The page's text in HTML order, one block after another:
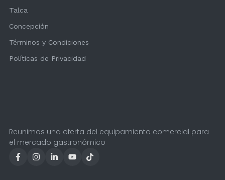
Reunimos una oferta del equipamiento comercial para
el mercado gastronómico
Talca
Concepción
Términos y Condiciones
Políticas de Privacidad